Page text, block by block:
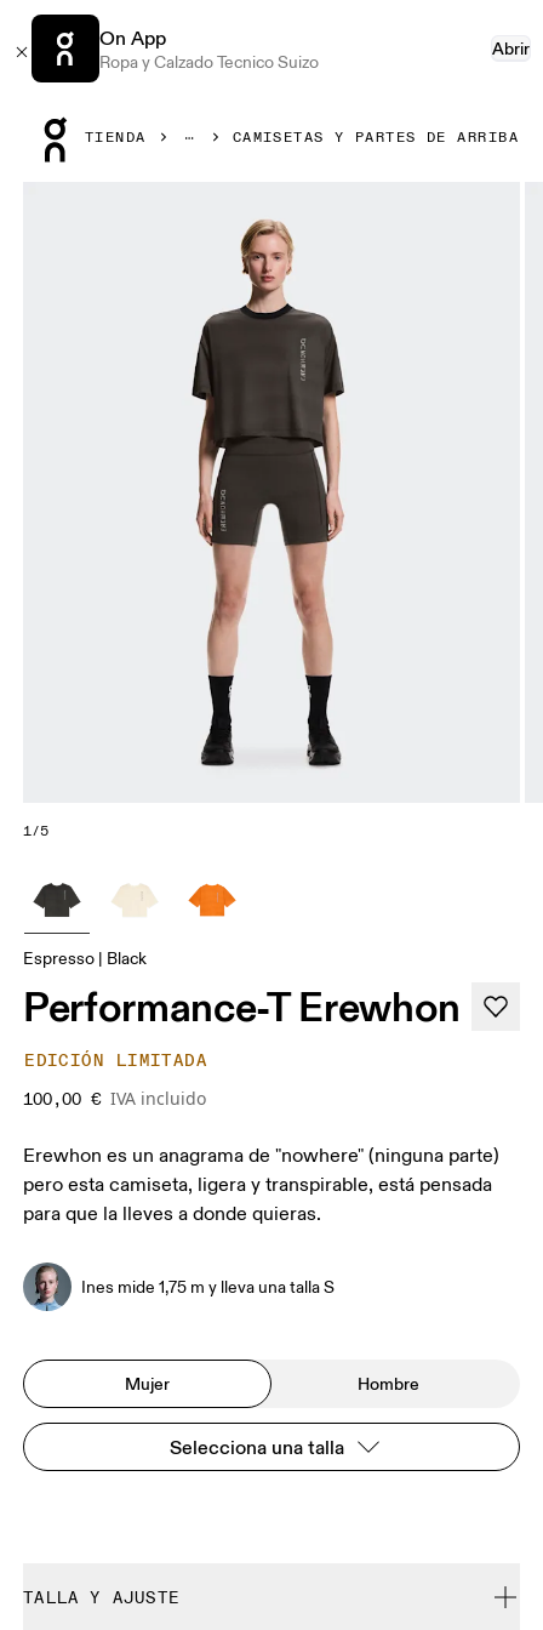
On App
Ropa y Calzado Tecnico Suizo
Abrir
TIENDA CAMISETAS Y PARTES DE ARRIBA
1/5
Espresso | Black
Performance-T Erewhon
EDICIÓN LIMITADA
100,00 € IVA incluido
Erewhon es un anagrama de "nowhere" (ninguna parte)
pero esta camiseta, ligera y transpirable, está pensada
para que la lleves a donde quieras.
Ines mide 1,75 m y lleva una talla S
Mujer Hombre
Selecciona una talla
TALLA Y AJUSTE